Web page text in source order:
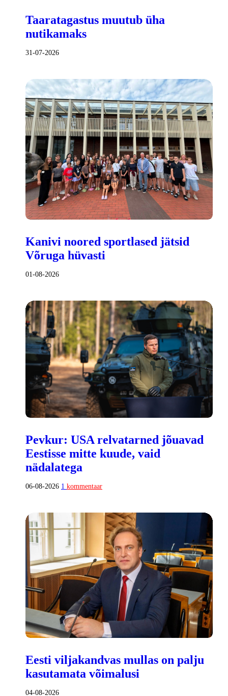
Taaratagastus muutub üha
nutikamaks
31-07-2026
Kanivi noored sportlased jätsid
Võruga hüvasti
01-08-2026
Pevkur: USA relvatarned jõuavad
Eestisse mitte kuude, vaid
nädalatega
06-08-2026 1 kommentaar
Eesti viljakandvas mullas on palju
kasutamata võimalusi
04-08-2026